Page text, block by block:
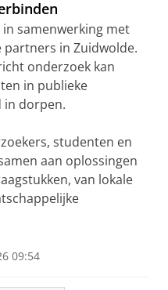
samenwerking met
partners in Zuidwolde.
onderzoek kan
in publieke
in dorpen.
studenten en
aan oplossingen
van lokale
09:54